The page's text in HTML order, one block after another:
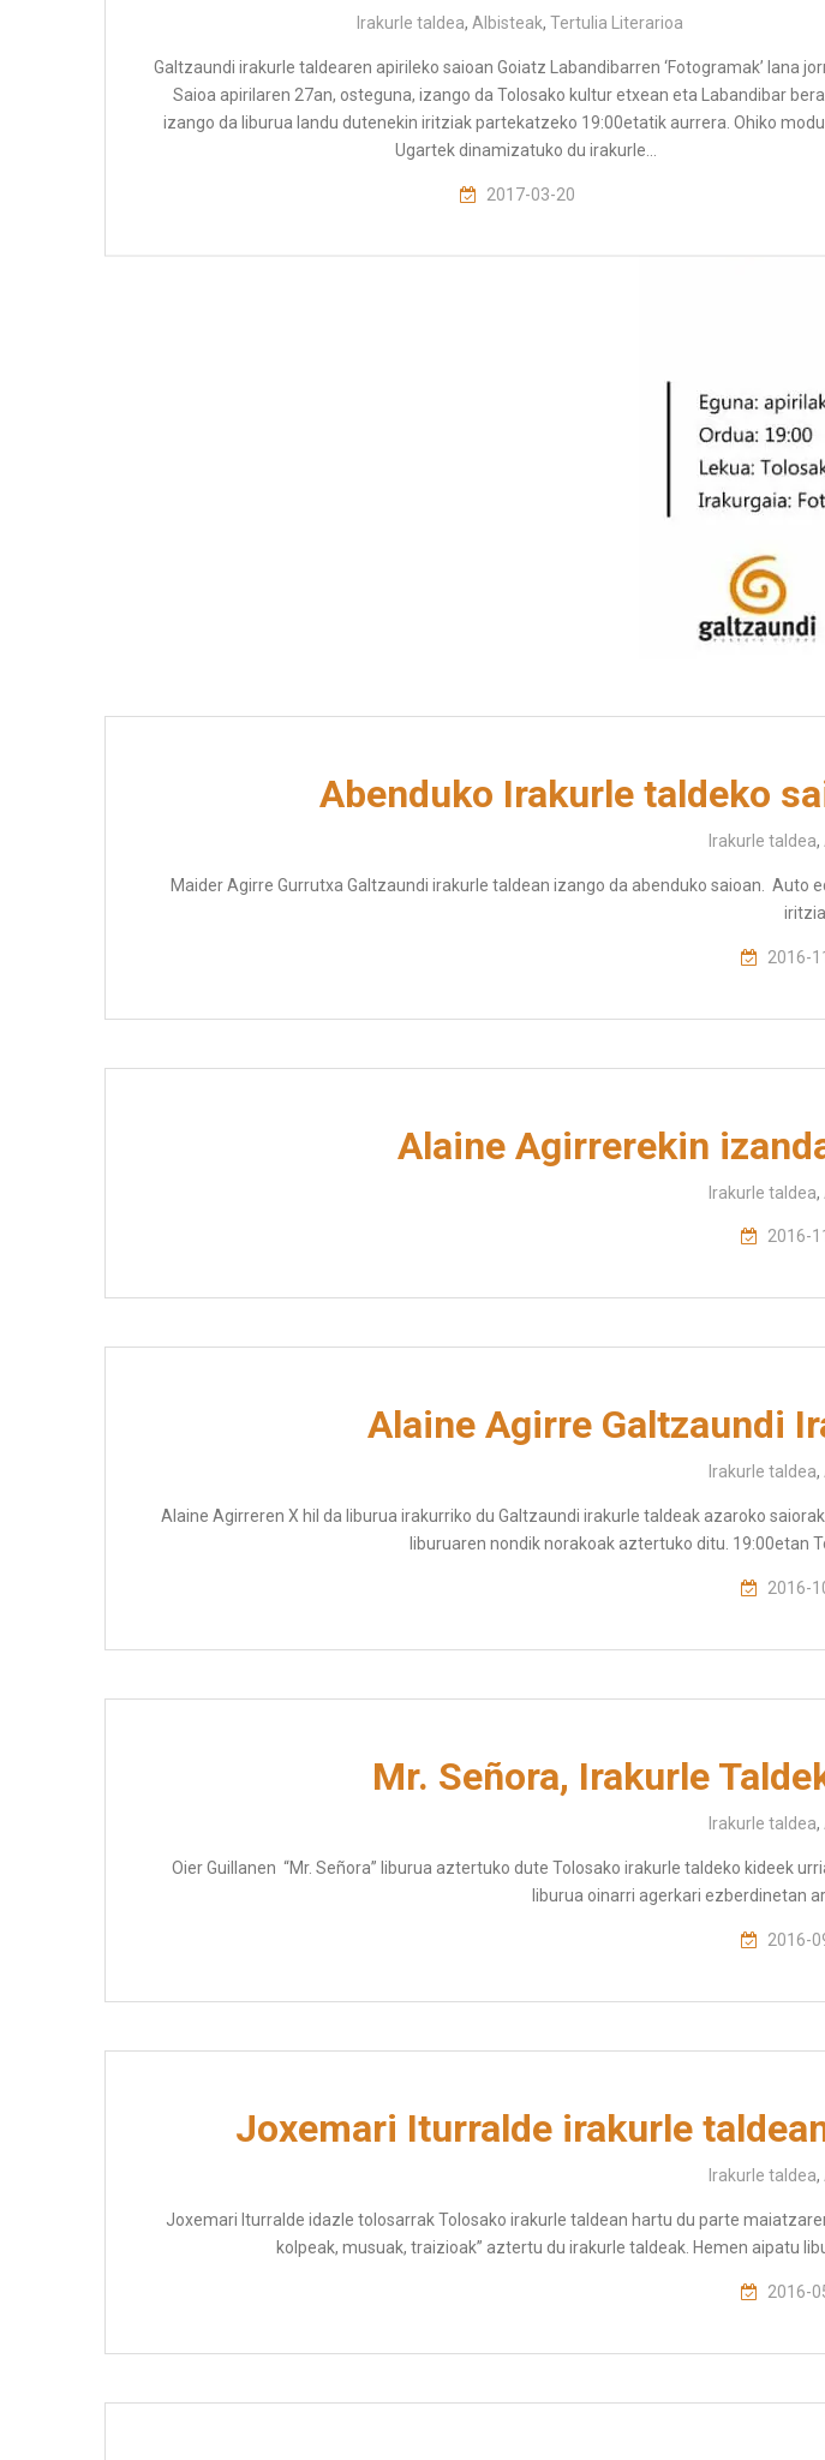
Irakurle taldea, Albisteak, Tertulia Literarioa
Galtzaundi irakurle taldearen apirileko saioan Goiatz Labandibarren ‘Fotogramak’ lana
Saioa apirilaren 27an, osteguna, izango da Tolosako kultur etxean eta Labandibar
izango da liburua landu dutenekin iritziak partekatzeko 19:00etatik aurrera. Ohiko
Ugartek dinamizatuko du irakurle…
2017-03-20
Abenduko Irakurle taldeko
Irakurle taldea,
Maider Agirre Gurrutxa Galtzaundi irakurle taldean izango da abenduko saioan.
iritzia.
2016-
Alaine Agirrerekin
Irakurle taldea,
2016-
Alaine Agirre Galtzaundi
Irakurle taldea,
Alaine Agirreren X hil da liburua irakurriko du Galtzaundi irakurle taldeak azaroko
liburuaren nondik norakoak aztertuko ditu. 19:00etan
2016-
Mr. Señora, Irakurle
Irakurle taldea,
Oier Guillanen “Mr. Señora” liburua aztertuko dute Tolosako irakurle taldeko kideek
liburua oinarri agerkari ezberdinetan
2016-
Joxemari Iturralde irakurle
Irakurle taldea,
Joxemari Iturralde idazle tolosarrak Tolosako irakurle taldean hartu du parte
kolpeak, musuak, traizioak” aztertu du irakurle taldeak. Hemen aipatu
2016-